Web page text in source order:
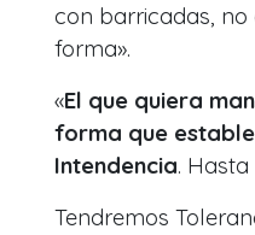
con barricadas, no
forma».
«El que quiera
forma que
Intendencia.
Tendremos